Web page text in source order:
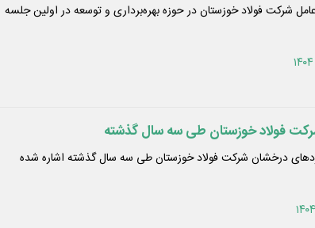
شرکت فولاد خوزستان در حوزه بهره‌برداری و توسعه در اولین جلسه
فولاد خوزستان طی سه سال گذشته
درخشان شرکت فولاد خوزستان طی سه سال گذشته اشاره شده